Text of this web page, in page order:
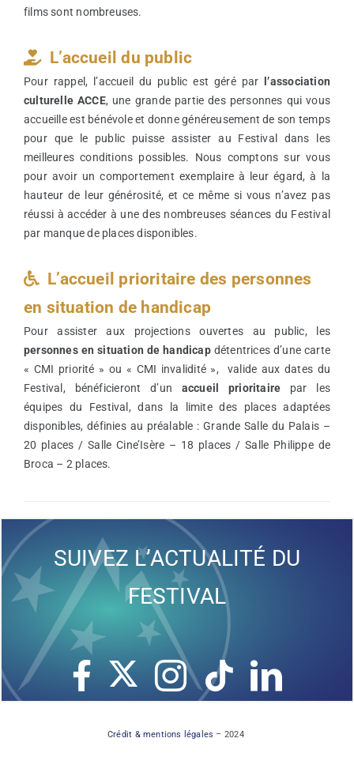
films sont nombreuses.
L’accueil du public
Pour rappel, l’accueil du public est géré par
l’association
culturelle ACCE, une grande partie des personnes qui vous
accueille est bénévole et donne généreusement de son temps
pour que le public puisse assister au Festival dans les
meilleures conditions possibles. Nous comptons sur vous
pour avoir un comportement exemplaire à leur égard, à la
hauteur de leur générosité, et ce même si vous n’avez pas
réussi à accéder à une des nombreuses séances du Festival
par manque de places disponibles.
L’accueil prioritaire des personnes
en situation de handicap
Pour assister aux projections ouvertes au public, les
personnes en situation de handicapdétentrices d’une carte
« CMI priorité » ou « CMI invalidité », valide aux dates du
Festival, bénéficieront d’un accueil prioritaire par les
équipes du Festival, dans la limite des places adaptées
disponibles, définies au préalable : Grande Salle du Palais –
20 places / Salle Cine’Isère – 18 places / Salle Philippe de
Broca – 2 places.
SUIVEZ L’ACTUALITÉ DU
FESTIVAL
Crédit & mentions légales – 2024